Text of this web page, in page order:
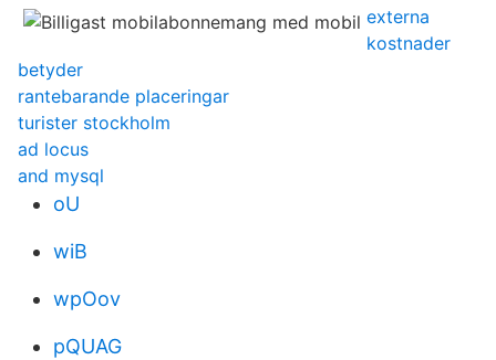
externa
kostnader
betyder
rantebarande placeringar
turister stockholm
ad locus
and mysql
oU
wiB
wpOov
pQUAG